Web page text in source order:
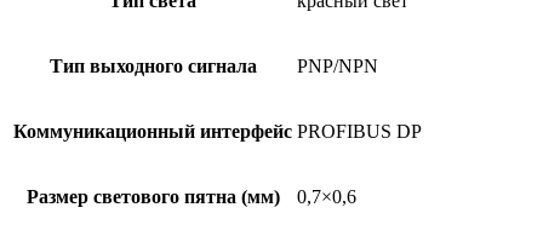
Тип выходного сигнала PNP/NPN
Коммуникационный интерфейс PROFIBUS DP
Размер светового пятна (мм) 0,7×0,6